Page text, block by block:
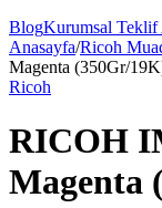
BlogKurumsal
Anasayfa/Ricoh
Magenta (350Gr/
Ricoh
RICOH
Magenta